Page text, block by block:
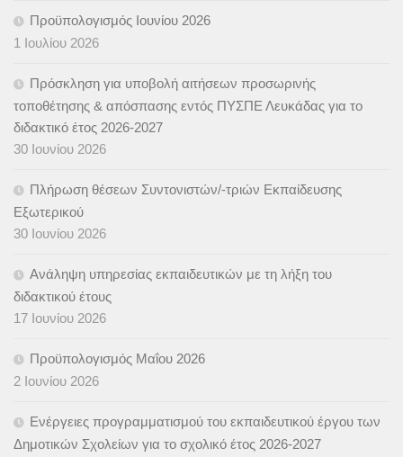
Προϋπολογισμός Ιουνίου 2026
1 Ιουλίου 2026
Πρόσκληση για υποβολή αιτήσεων προσωρινής
τοποθέτησης & απόσπασης εντός ΠΥΣΠΕ Λευκάδας για το
διδακτικό έτος 2026-2027
30 Ιουνίου 2026
Πλήρωση θέσεων Συντονιστών/-τριών Εκπαίδευσης
Εξωτερικού
30 Ιουνίου 2026
Ανάληψη υπηρεσίας εκπαιδευτικών με τη λήξη του
διδακτικού έτους
17 Ιουνίου 2026
Προϋπολογισμός Μαΐου 2026
2 Ιουνίου 2026
Ενέργειες προγραμματισμού του εκπαιδευτικού έργου των
Δημοτικών Σχολείων για το σχολικό έτος 2026-2027